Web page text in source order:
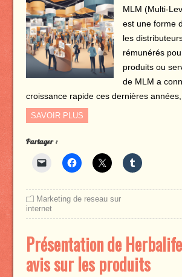
MLM (Multi-
est une forme
les
rémunérés
produits ou
de MLM a
croissance rapide ces dernières
SAVOIR PLUS
Partager :
Marketing de reseau sur
internet
Présentation de
avis sur les produits